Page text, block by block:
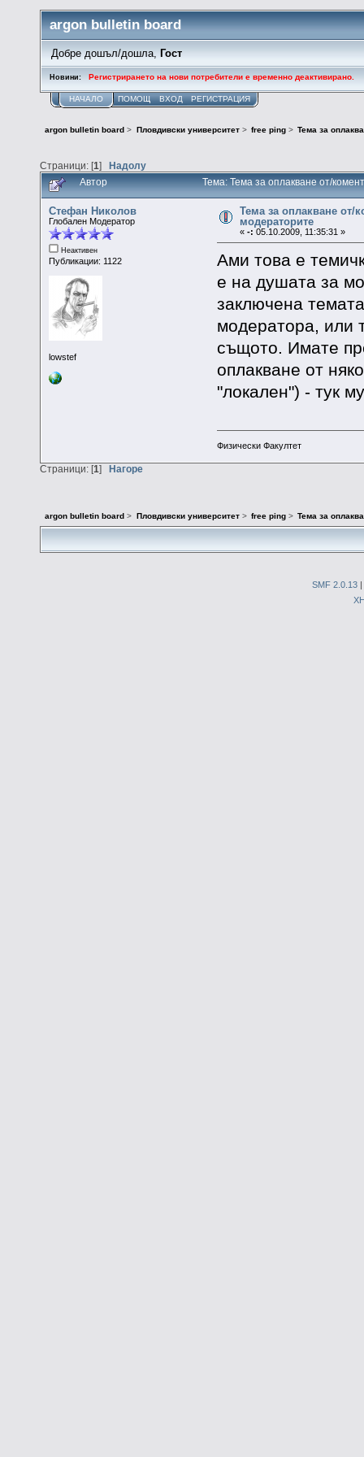
argon bulletin board
Добре дошъл/дошла, Гост
Новини: Регистрирането на нови потребители е временно деактивирано.
НАЧАЛО ПОМОЩ ВХОД РЕГИСТРАЦИЯ
argon bulletin board > Пловдивски университет> free ping> Тема за
Страници: [1] Надолу
Автор Тема: Тема за оплакване от/
Стефан Николов
Глобален Модератор
Неактивен
Публикации: 1122
lowstef
Тема за оплакване от/
модераторите
«-: 05.10.2009, 11:35:31 »
Ами това е
е на душата за
заключена
модератора, или
същото. Имате
оплакване от
"локален") - тук
Физически Факултет
Страници: [1] Нагоре
argon bulletin board > Пловдивски университет> free ping> Тема за
SMF 2.0.13|